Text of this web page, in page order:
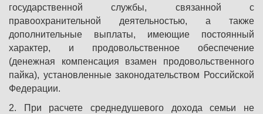
государственной службы, связанной с
правоохранительной деятельностью, а также
дополнительные выплаты, имеющие постоянный
характер, и продовольственное обеспечение
(денежная компенсация взамен продовольственного
пайка), установленные законодательством Российской
Федерации.
2. При расчете среднедушевого дохода семьи не